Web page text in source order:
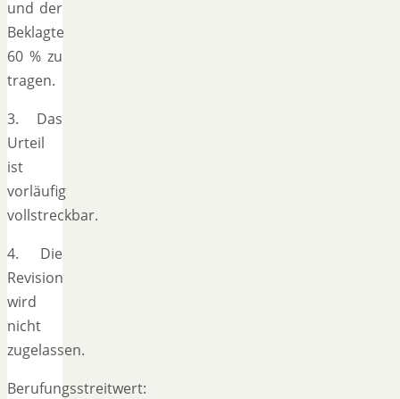
und der
Beklagte
60 % zu
tragen.
3. Das
Urteil
ist
vorläufig
vollstreckbar.
4. Die
Revision
wird
nicht
zugelassen.
Berufungsstreitwert: